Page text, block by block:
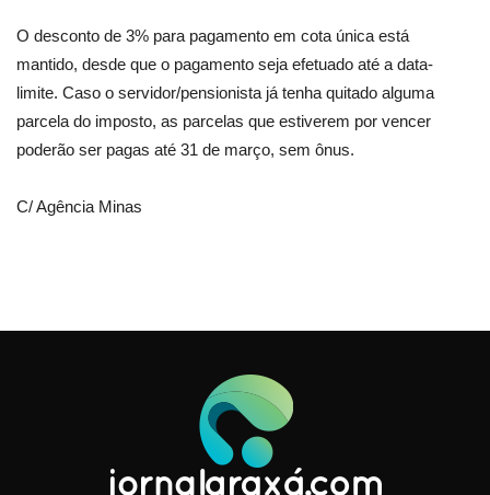
O desconto de 3% para pagamento em cota única está
mantido, desde que o pagamento seja efetuado até a data-
limite. Caso o servidor/pensionista já tenha quitado alguma
parcela do imposto, as parcelas que estiverem por vencer
poderão ser pagas até 31 de março, sem ônus.
C/ Agência Minas